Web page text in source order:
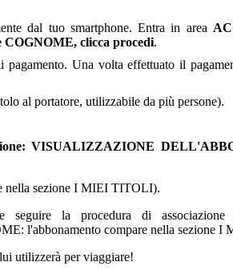
dal tuo smartphone. Entra in area
clicca procedi.
Una volta effettuato il
al portatore, utilizzabile da più persone).
VISUALIZZAZIONE
nella sezione I MIEI TITOLI).
la procedura di associazione
l'abbonamento compare nella sezione
utilizzerà per viaggiare!